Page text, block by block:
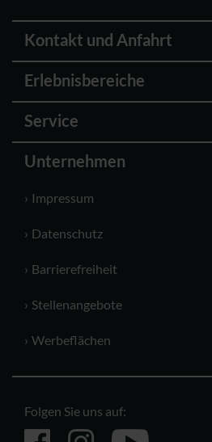
Kontakt und Anfahrt
Erlebnisbereiche
Service
Unternehmen
Impressum
Datenschutz
Barrierefreiheit
Stellenangebote
Werbeflächen
Folgen Sie uns auf: